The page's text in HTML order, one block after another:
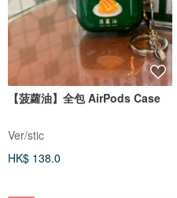
【菠蘿油】全包 AirPods Case
Ver/stic
HK$ 138.0